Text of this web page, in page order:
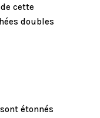
cette
doubles
étonnés